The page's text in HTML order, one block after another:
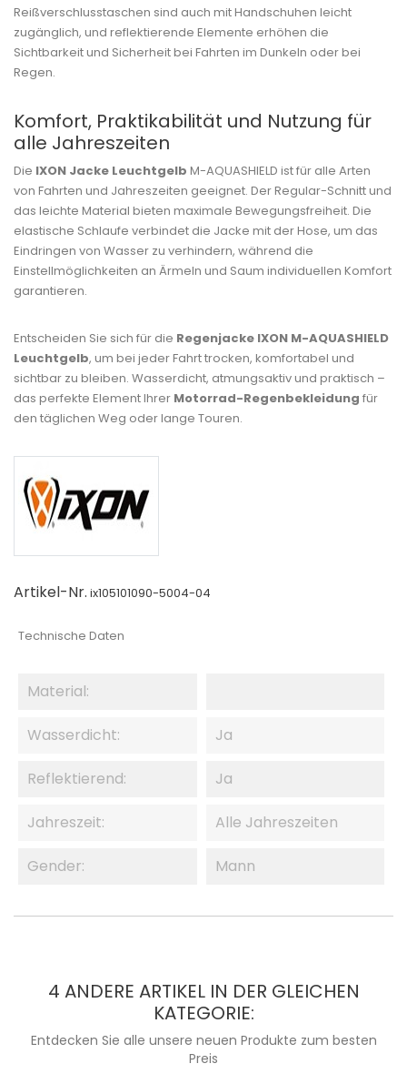
Reißverschlusstaschen sind auch mit Handschuhen leicht
zugänglich, und reflektierende Elemente erhöhen die
Sichtbarkeit und Sicherheit bei Fahrten im Dunkeln oder bei
Regen.
Komfort, Praktikabilität und Nutzung für
alle Jahreszeiten
Die IXON Jacke Leuchtgelb M-AQUASHIELD ist für alle Arten
von Fahrten und Jahreszeiten geeignet. Der Regular-Schnitt und
das leichte Material bieten maximale Bewegungsfreiheit. Die
elastische Schlaufe verbindet die Jacke mit der Hose, um das
Eindringen von Wasser zu verhindern, während die
Einstellmöglichkeiten an Ärmeln und Saum individuellen Komfort
garantieren.
Entscheiden Sie sich für die Regenjacke IXON M-AQUASHIELD
Leuchtgelb, um bei jeder Fahrt trocken, komfortabel und
sichtbar zu bleiben. Wasserdicht, atmungsaktiv und praktisch –
das perfekte Element Ihrer Motorrad-Regenbekleidung für
den täglichen Weg oder lange Touren.
Artikel-Nr. ix105101090-5004-04
Technische Daten
Material:
Wasserdicht: Ja
Reflektierend: Ja
Jahreszeit: Alle Jahreszeiten
Gender: Mann
4 ANDERE ARTIKEL IN DER GLEICHEN
KATEGORIE:
Entdecken Sie alle unsere neuen Produkte zum besten
Preis